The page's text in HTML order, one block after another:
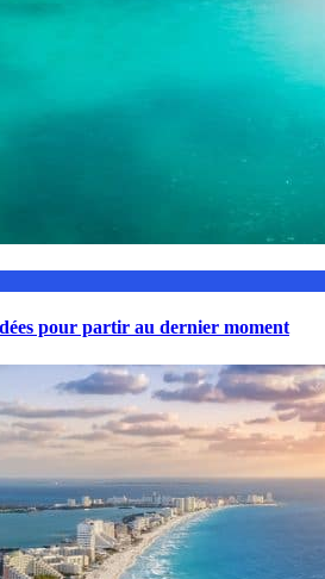
pour partir au dernier moment